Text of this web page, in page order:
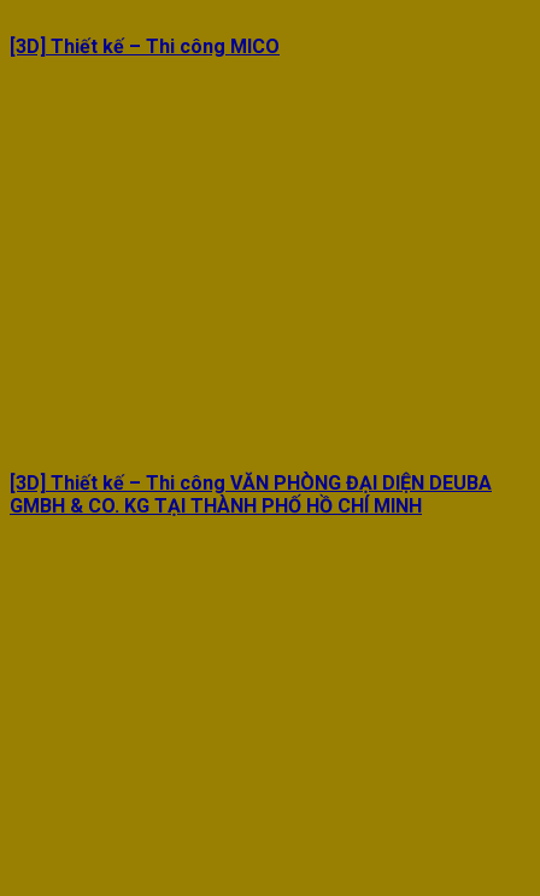
[3D] Thiết kế – Thi công MICO
[3D] Thiết kế – Thi công VĂN PHÒNG ĐẠI DIỆN DEUBA
GMBH & CO. KG TẠI THÀNH PHỐ HỒ CHÍ MINH